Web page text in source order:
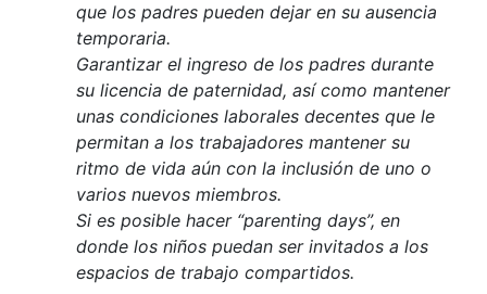
que los padres pueden dejar en su ausencia
temporaria.
Garantizar el ingreso de los padres durante
su licencia de paternidad, así como mantener
unas condiciones laborales decentes que le
permitan a los trabajadores mantener su
ritmo de vida aún con la inclusión de uno o
varios nuevos miembros.
Si es posible hacer “parenting days”, en
donde los niños puedan ser invitados a los
espacios de trabajo compartidos.